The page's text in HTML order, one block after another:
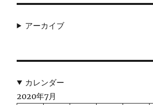
アーカイブ
カレンダー
2020年7月